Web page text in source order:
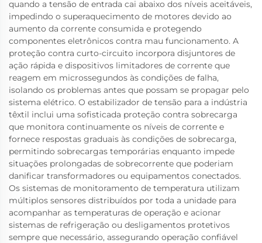
quando a tensão de entrada cai abaixo dos níveis aceitáveis,
impedindo o superaquecimento de motores devido ao
aumento da corrente consumida e protegendo
componentes eletrônicos contra mau funcionamento. A
proteção contra curto-circuito incorpora disjuntores de
ação rápida e dispositivos limitadores de corrente que
reagem em microssegundos às condições de falha,
isolando os problemas antes que possam se propagar pelo
sistema elétrico. O estabilizador de tensão para a indústria
têxtil inclui uma sofisticada proteção contra sobrecarga
que monitora continuamente os níveis de corrente e
fornece respostas graduais às condições de sobrecarga,
permitindo sobrecargas temporárias enquanto impede
situações prolongadas de sobrecorrente que poderiam
danificar transformadores ou equipamentos conectados.
Os sistemas de monitoramento de temperatura utilizam
múltiplos sensores distribuídos por toda a unidade para
acompanhar as temperaturas de operação e acionar
sistemas de refrigeração ou desligamentos protetivos
sempre que necessário, assegurando operação confiável